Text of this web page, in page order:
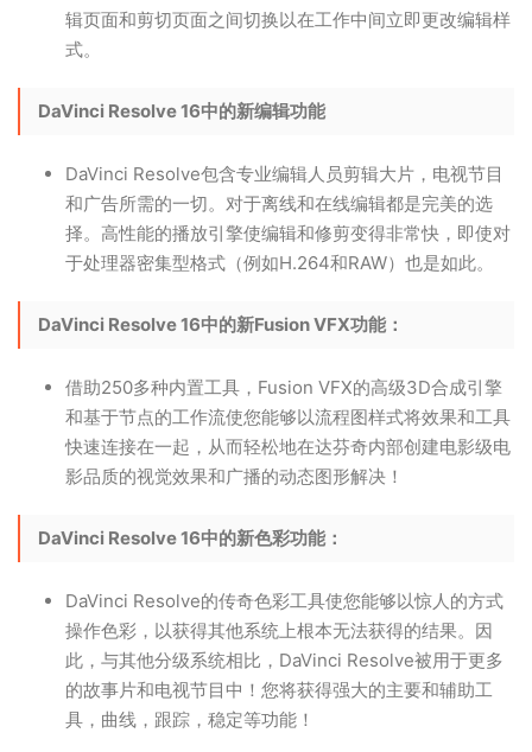
辑页面和剪切页面之间切换以在工作中间立即更改编辑样
式。
DaVinci Resolve 16中的新编辑功能
DaVinci Resolve包含专业编辑人员剪辑大片，电视节目
和广告所需的一切。对于离线和在线编辑都是完美的选
择。高性能的播放引擎使编辑和修剪变得非常快，即使对
于处理器密集型格式（例如H.264和RAW）也是如此。
DaVinci Resolve 16中的新Fusion VFX功能：
借助250多种内置工具，Fusion VFX的高级3D合成引擎
和基于节点的工作流使您能够以流程图样式将效果和工具
快速连接在一起，从而轻松地在达芬奇内部创建电影级电
影品质的视觉效果和广播的动态图形解决！
DaVinci Resolve 16中的新色彩功能：
DaVinci Resolve的传奇色彩工具使您能够以惊人的方式
操作色彩，以获得其他系统上根本无法获得的结果。因
此，与其他分级系统相比，DaVinci Resolve被用于更多
的故事片和电视节目中！您将获得强大的主要和辅助工
具，曲线，跟踪，稳定等功能！